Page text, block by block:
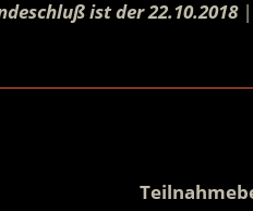
ist der 22.10.2018